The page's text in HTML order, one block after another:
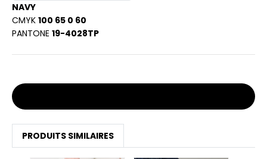
NAVY
CMYK 100 65 0 60
PANTONE 19-4028TP
PRODUITS SIMILAIRES